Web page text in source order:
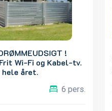
!
Wi-Fi og Kabel-tv.
året.
6 pers.